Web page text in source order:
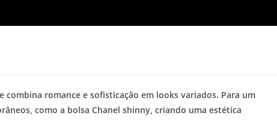
romance e sofisticação em looks variados. Para um
como a bolsa Chanel shinny, criando uma estética